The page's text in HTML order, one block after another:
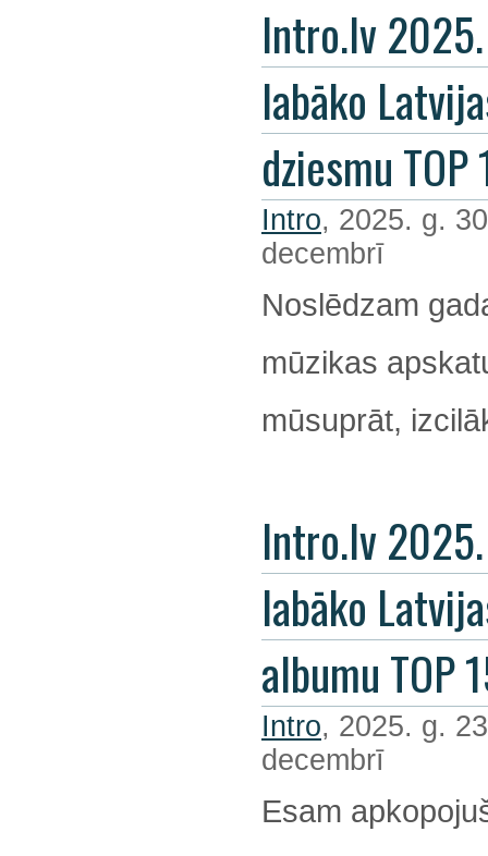
Intro.lv
labāko
dziesmu TOP
Intro, 2025. g.
decembrī
Noslēdzam
mūzikas
mūsuprāt,
Intro.lv
labāko
albumu TOP
Intro, 2025. g.
decembrī
Esam